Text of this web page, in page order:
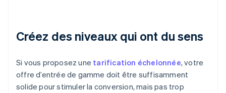
Créez des niveaux qui ont du sens
Si vous proposez une tarification échelonnée, votre
offre d’entrée de gamme doit être suffisamment
solide pour stimuler la conversion, mais pas trop